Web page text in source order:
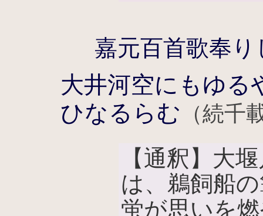
嘉元百首歌奉
大井河空にもゆる
ひなるらむ （続千
【通釈】大
は、鵜飼船
蛍が思いを